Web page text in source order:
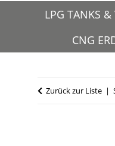
LPG TANKS &
CNG
Zurück zur Liste